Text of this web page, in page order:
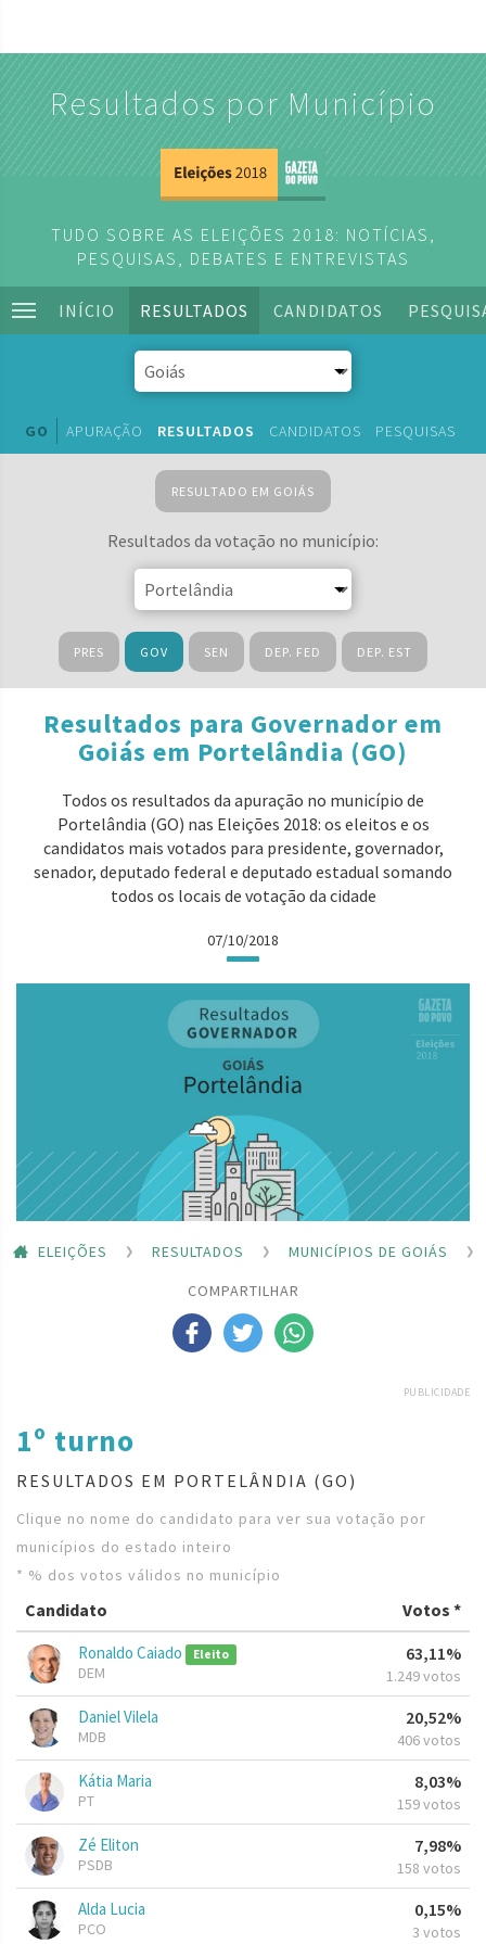
Resultados por Município
TUDO SOBRE AS ELEIÇÕES 2018: NOTÍCIAS,
PESQUISAS, DEBATES E ENTREVISTAS
INÍCIO RESULTADOS CANDIDATOS
GO APURAÇÃO RESULTADOS CANDIDATOS PESQUISAS
RESULTADO EM GOIÁS
Resultados da votação no município:
PRES GOV SEN DEP. FED DEP. EST
Resultados para Governador em
Goiás em Portelândia (GO)
Todos os resultados da apuração no município de
Portelândia (GO) nas Eleições 2018: os eleitos e os
candidatos mais votados para presidente, governador,
senador, deputado federal e deputado estadual somando
todos os locais de votação da cidade
07/10/2018
ELEIÇÕES RESULTADOS
MUNICÍPIOS DE GOIÁS
COMPARTILHAR
PUBLICIDADE
1º turno
RESULTADOS EM PORTELÂNDIA (GO)
Clique no nome do candidato para ver sua votação por
municípios do estado inteiro
* % dos votos válidos no município
Candidato Votos *
Ronaldo Caiado Eleito
DEM
63,11%
1.249 votos
Daniel Vilela
MDB
20,52%
406 votos
Kátia Maria
PT
8,03%
159 votos
Zé Eliton
PSDB
7,98%
158 votos
Alda Lucia
PCO
0,15%
3 votos